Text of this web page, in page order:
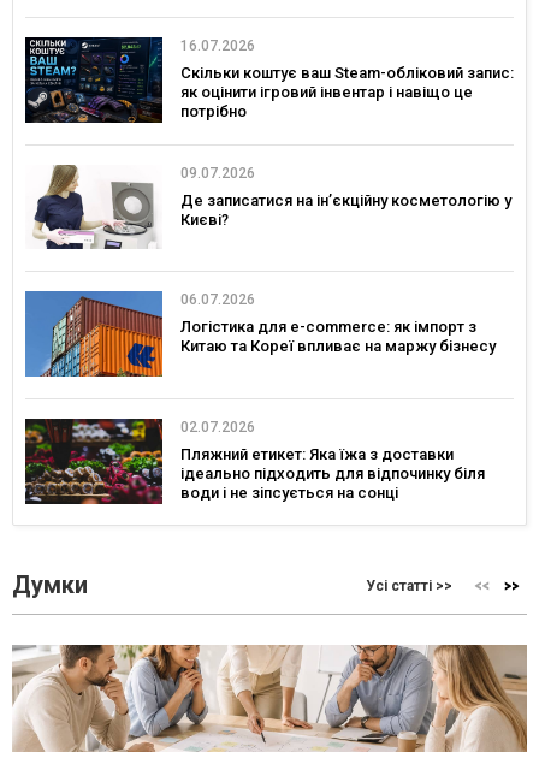
16.07.2026
Скільки коштує ваш Steam-обліковий запис:
як оцінити ігровий інвентар і навіщо це
потрібно
09.07.2026
Де записатися на ін’єкційну косметологію у
Києві?
06.07.2026
Логістика для e-commerce: як імпорт з
Китаю та Кореї впливає на маржу бізнесу
02.07.2026
Пляжний етикет: Яка їжа з доставки
ідеально підходить для відпочинку біля
води і не зіпсується на сонці
Думки Усі статті >>